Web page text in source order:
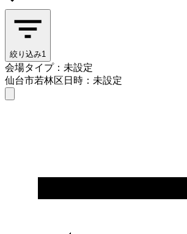
絞り込み1
会場タイプ：未設定
仙台市若林区日時：未設定